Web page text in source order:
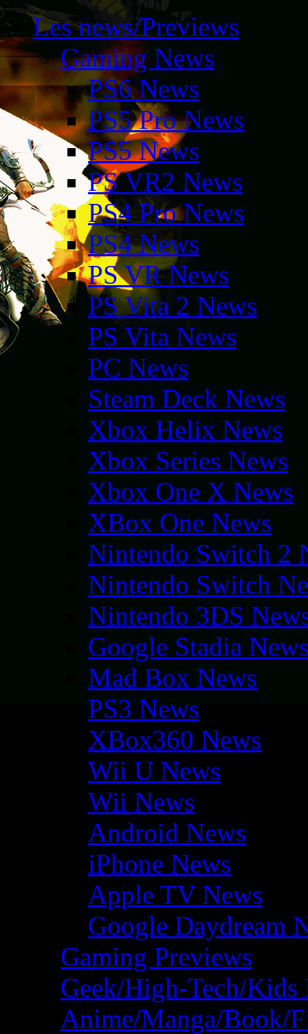
Les news/Previews
Gaming News
PS6 News
PS5 Pro News
PS5 News
PS VR2 News
PS4 Pro News
PS4 News
PS VR News
PS Vita 2 News
PS Vita News
PC News
Steam Deck News
Xbox Helix News
Xbox Series News
Xbox One X News
XBox One News
Nintendo Switch 2
Nintendo Switch
Nintendo 3DS
Google Stadia
Mad Box News
PS3 News
XBox360 News
Wii U News
Wii News
Android News
iPhone News
Apple TV News
Google Daydream
Gaming Previews
Geek/High-Tech/Kids
Anime/Manga/Book/